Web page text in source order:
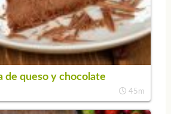
de queso y chocolate
45m